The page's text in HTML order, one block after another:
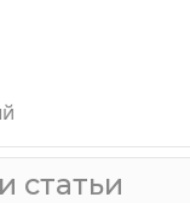
статьи